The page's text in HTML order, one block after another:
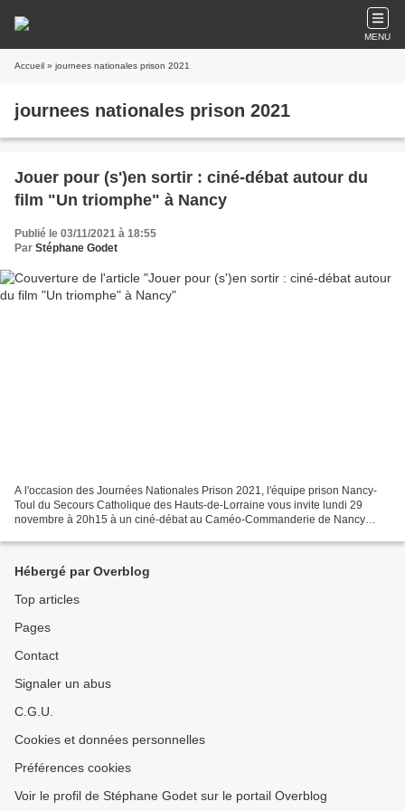
MENU
Accueil » journees nationales prison 2021
journees nationales prison 2021
Jouer pour (s')en sortir : ciné-débat autour du
film "Un triomphe" à Nancy
Publié le 03/11/2021 à 18:55
Par Stéphane Godet
A l'occasion des Journées Nationales Prison 2021, l'équipe prison Nancy-
Toul du Secours Catholique des Hauts-de-Lorraine vous invite lundi 29
novembre à 20h15 à un ciné-débat au Caméo-Commanderie de Nancy
Hébergé par Overblog
Top articles
Pages
Contact
Signaler un abus
C.G.U.
Cookies et données personnelles
Préférences cookies
Voir le profil de Stéphane Godet sur le portail Overblog